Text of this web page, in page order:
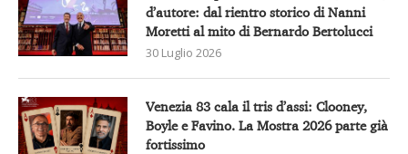
d’autore: dal rientro storico di Nanni
Moretti al mito di Bernardo Bertolucci
30 Luglio 2026
Venezia 83 cala il tris d’assi: Clooney,
Boyle e Favino. La Mostra 2026 parte già
fortissimo